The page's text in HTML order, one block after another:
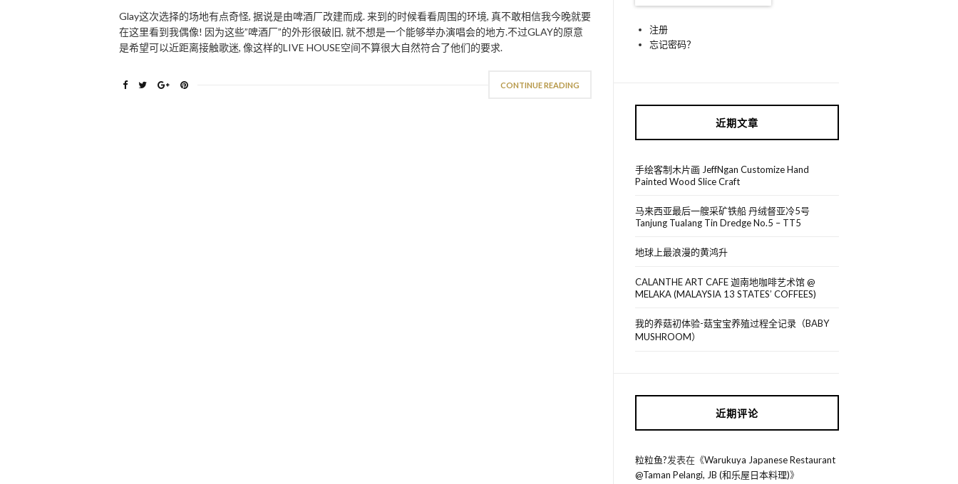
Glay这次选择的场地有点奇怪, 据说是由啤酒厂改建而成. 来到的时候看看周围的环境, 真不敢相信我今晚就要
在这里看到我偶像! 因为这些”啤酒厂”的外形很破旧, 就不想是一个能够举办演唱会的地方.不过GLAY的原意
是希望可以近距离接触歌迷, 像这样的LIVE HOUSE空间不算很大自然符合了他们的要求.
CONTINUE READING
注册
忘记密码？
近期文章
手绘客制木片画 JeffNgan Customize Hand
Painted Wood Slice Craft
马来西亚最后一艘采矿铁船 丹绒督亚冷5号
Tanjung Tualang Tin Dredge No.5 – TT5
地球上最浪漫的黄鸿升
CALANTHE ART CAFE 迦南地咖啡艺术馆 @
MELAKA (MALAYSIA 13 STATES’ COFFEES)
我的养菇初体验-菇宝宝养殖过程全记录（BABY
MUSHROOM）
近期评论
粒粒鱼?发表在《Warukuya Japanese Restaurant
@Taman Pelangi, JB (和乐屋日本料理)》